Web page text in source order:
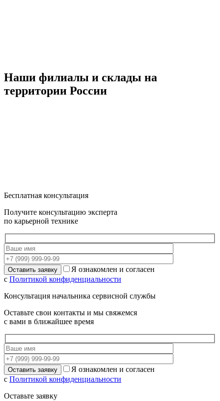
Наши филиалы и склады на
территории России
Бесплатная консультация
Получите консультацию эксперта
по карьерной технике
Я ознакомлен и согласен
с Политикой конфиденциальности
Консультация начальника сервисной службы
Оставьте свои контакты и мы свяжемся
с вами в ближайшее время
Я ознакомлен и согласен
с Политикой конфиденциальности
Оставьте заявку